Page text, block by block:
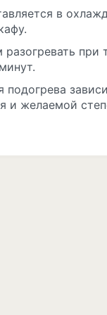
в
при
подогрева
и желаемой